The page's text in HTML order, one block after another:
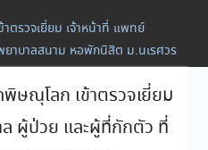
ตรวจเยี่ยม เจ้าหน้าที่ แพทย์
าบาลสนาม หอพักนิสิต ม.นเรศวร
ษณุโลก เข้าตรวจเยี่ยม
ผู้ป่วย และผู้ที่กักตัว ที่